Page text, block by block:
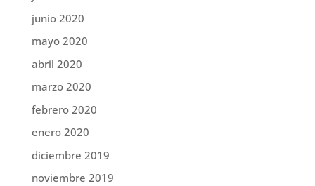
junio 2020
mayo 2020
abril 2020
marzo 2020
febrero 2020
enero 2020
diciembre 2019
noviembre 2019